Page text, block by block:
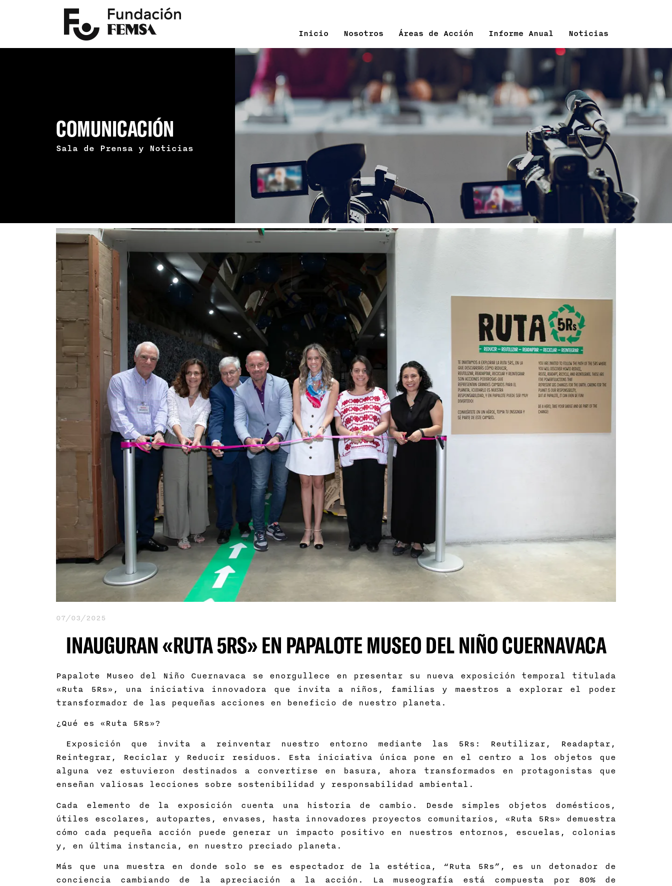
Inicio Nosotros Áreas de Acción Informe Anual Noticias
COMUNICACIÓN
Sala de Prensa y Noticias
07/03/2025
INAUGURAN «RUTA 5RS» EN PAPALOTE MUSEO DEL NIÑO CUERNAVACA
Papalote Museo del Niño Cuernavaca se enorgullece en presentar su nueva exposición temporal titulada
«Ruta 5Rs», una iniciativa innovadora que invita a niños, familias y maestros a explorar el poder
transformador de las pequeñas acciones en beneficio de nuestro planeta.
¿Qué es «Ruta 5Rs»?
Exposición que invita a reinventar nuestro entorno mediante las 5Rs: Reutilizar, Readaptar,
Reintegrar, Reciclar y Reducir residuos. Esta iniciativa única pone en el centro a los objetos que
alguna vez estuvieron destinados a convertirse en basura, ahora transformados en protagonistas que
enseñan valiosas lecciones sobre sostenibilidad y responsabilidad ambiental.
Cada elemento de la exposición cuenta una historia de cambio. Desde simples objetos domésticos,
útiles escolares, autopartes, envases, hasta innovadores proyectos comunitarios, «Ruta 5Rs» demuestra
cómo cada pequeña acción puede generar un impacto positivo en nuestros entornos, escuelas, colonias
y, en última instancia, en nuestro preciado planeta.
Más que una muestra en donde solo se es espectador de la estética, “Ruta 5Rs”, es un detonador de
conciencia cambiando de la apreciación a la acción. La museografía está compuesta por 80% de